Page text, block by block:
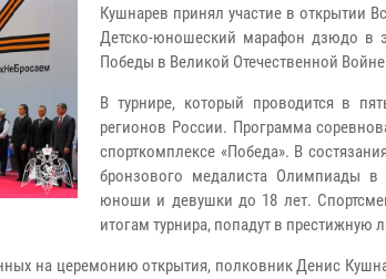
Кушнарев принял участие в открытии
Детско-юношеский марафон дзюдо в
Победы в Великой Отечественной
В турнире, который проводится в
регионов России. Программа
спорткомплексе «Победа». В
бронзового медалиста Олимпиады в
юноши и девушки до 18 лет.
итогам турнира, попадут в престижную
на церемонию открытия, полковник Денис